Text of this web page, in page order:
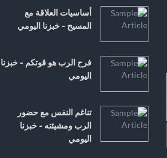
أساسيات العلاقة مع
المسيح - خبزنا اليومي
فرح الرب هو قوتكم - خبزنا
اليومي
تناغم النفس مع حضور
الرب ومشيئته - خبزنا
اليومي